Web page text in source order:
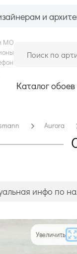
и
МО
Каталог обоев
Aurora
инфо по
Увеличить